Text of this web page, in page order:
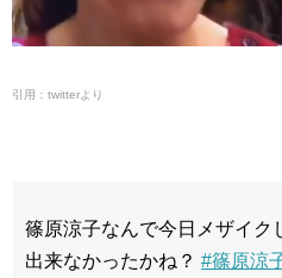
引用：twitterより
篠原涼子なんで今日メザイク
出来なかったかね？ #篠原涼